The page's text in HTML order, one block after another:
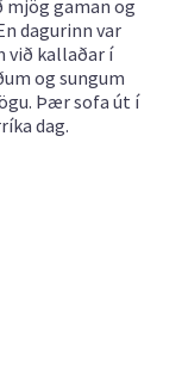
mjög gaman og
dagurinn var
við kallaðar í
og sungum
Þær sofa út í
dag.